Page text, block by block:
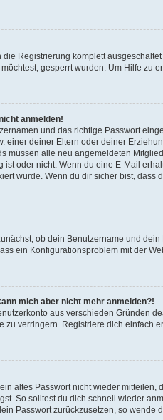
Registrierung komplett
gesperrt wurden. Um Hilfe zu
anmelden!
und das richtige Passwort
einer deiner Eltern oder deiner
müssen alle neu angemeldeten
ist oder nicht. Wenn du eine E-Mail
wurde. Wenn du dir sicher bist,
ob dein Benutzername und
ein Konfigurationsproblem mit der
mich aber nicht mehr anmelden?!
aus verschieden Gründen
verringern. Registriere dich einfach
altes Passwort nicht wieder
So solltest du dich schnell wieder
Passwort zurückzusetzen, so wende